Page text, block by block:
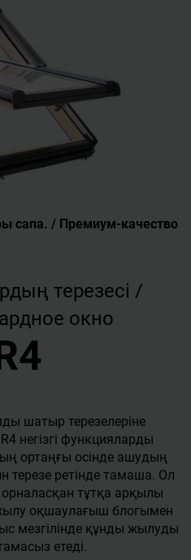
сапа. / Премиум-качество
терезесі /
окно
шатыр терезелеріне
негізгі функцияларды
ортаңғы осінде ашудың
терезе ретінде тамаша. Ол
орналасқан тұтқа арқылы
оқшаулағыш блогымен
мезгілінде құнды жылуды
етеді.